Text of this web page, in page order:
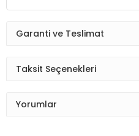
Garanti ve Teslimat
Taksit Seçenekleri
Yorumlar